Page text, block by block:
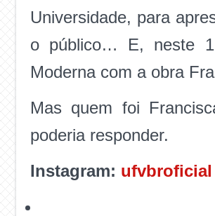
Universidade, para
o público… E, neste
Moderna com a obra
Mas quem foi
poderia responder.
Instagram: ufvbroficial